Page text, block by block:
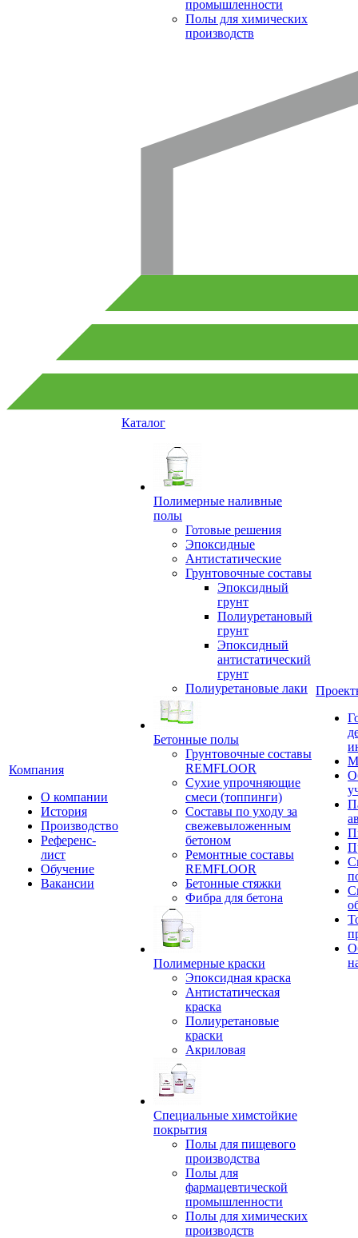
промышленности
Полы для химических
производств
Компания
О компании
История
Производство
Референс-
лист
Обучение
Вакансии
Каталог
Полимерные наливные
полы
Готовые решения
Эпоксидные
Антистатические
Грунтовочные составы
Эпоксидный
грунт
Полиуретановый
грунт
Эпоксидный
антистатический
грунт
Полиуретановые лаки
Бетонные полы
Грунтовочные составы
REMFLOOR
Сухие упрочняющие
смеси (топпинги)
Составы по уходу за
свежевыложенным
бетоном
Ремонтные составы
REMFLOOR
Бетонные стяжки
Фибра для бетона
Полимерные краски
Эпоксидная краска
Антистатическая
краска
Полиуретановые
краски
Акриловая
Специальные химстойкие
покрытия
Полы для пищевого
производства
Полы для
фармацевтической
промышленности
Полы для химических
производств